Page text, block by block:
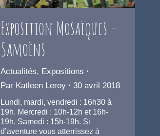
Exposition Mosaïques –
Samoëns
Actualités, Expositions
Par Katleen Leroy 30 avril 2018
Lundi, mardi, vendredi : 16h30 à
19h. Mercredi : 10h-12h et 16h-
19h. Samedi : 15h-19h. Si
d’aventure vous atterrissez à